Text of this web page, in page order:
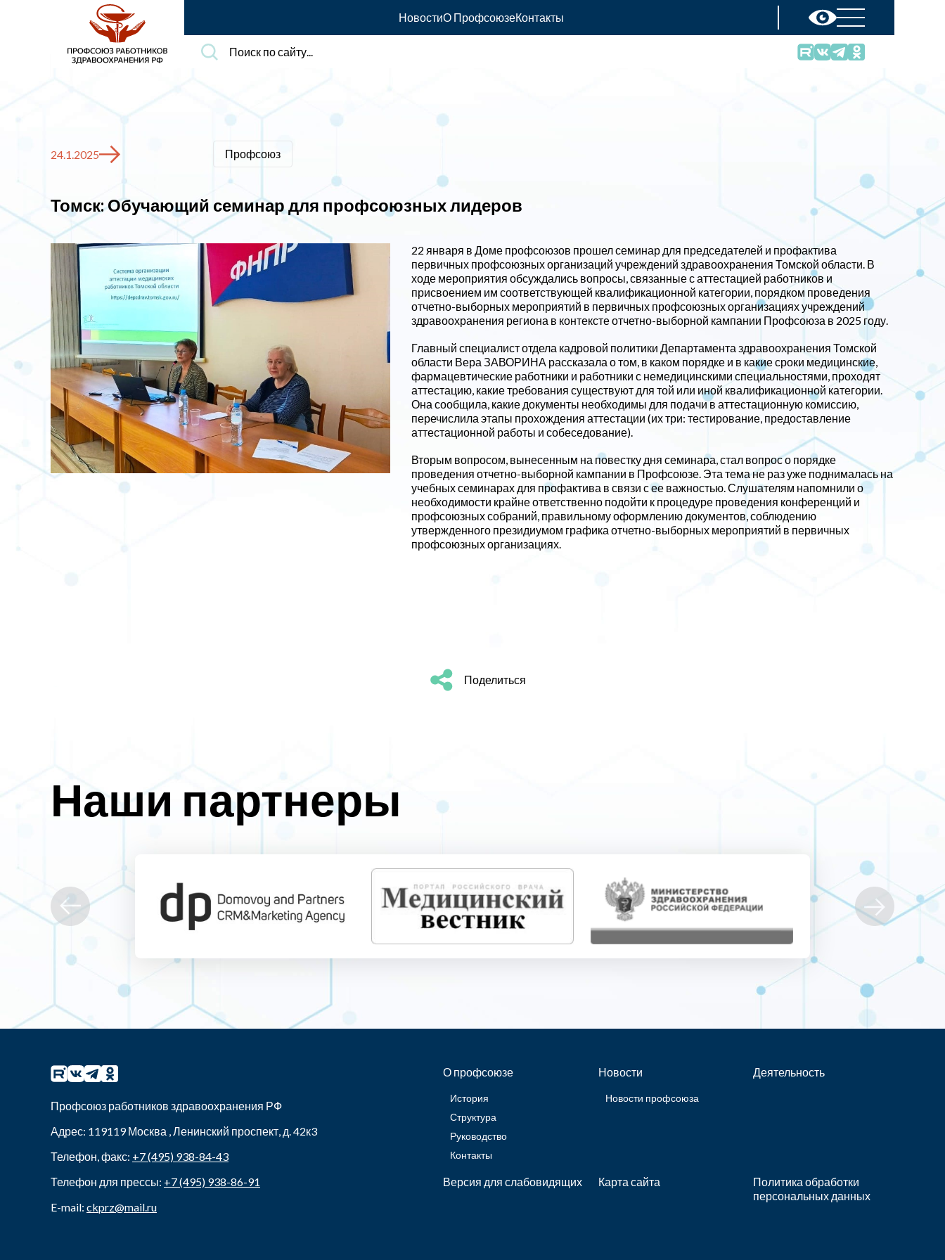
НовостиО ПрофсоюзеКонтакты
Поиск
по
24.1.2025 Профсоюз
Томск: Обучающий семинар для профсоюзных лидеров
22 января в Доме профсоюзов прошел семинар для председателей и профактива
первичных профсоюзных организаций учреждений здравоохранения Томской области. В
ходе мероприятия обсуждались вопросы, связанные с аттестацией работников и
присвоением им соответствующей квалификационной категории, порядком проведения
отчетно-выборных мероприятий в первичных профсоюзных организациях учреждений
здравоохранения региона в контексте отчетно-выборной кампании Профсоюза в 2025 году.
Главный специалист отдела кадровой политики Департамента здравоохранения Томской
области Вера ЗАВОРИНА рассказала о том, в каком порядке и в какие сроки медицинские,
фармацевтические работники и работники с немедицинскими специальностями, проходят
аттестацию, какие требования существуют для той или иной квалификационной категории.
Она сообщила, какие документы необходимы для подачи в аттестационную комиссию,
перечислила этапы прохождения аттестации (их три: тестирование, предоставление
аттестационной работы и собеседование).
Вторым вопросом, вынесенным на повестку дня семинара, стал вопрос о порядке
проведения отчетно-выборной кампании в Профсоюзе. Эта тема не раз уже поднималась на
учебных семинарах для профактива в связи с ее важностью. Слушателям напомнили о
необходимости крайне ответственно подойти к процедуре проведения конференций и
профсоюзных собраний, правильному оформлению документов, соблюдению
утвержденного президиумом графика отчетно-выборных мероприятий в первичных
профсоюзных организациях.
Поделиться
Наши партнеры
Профсоюз работников здравоохранения РФ
Адрес: 119119Москва ,Ленинский проспект, д. 42к3
Телефон, факс: +7 (495) 938-84-43
Телефон для прессы: +7 (495) 938-86-91
E-mail: ckprz@mail.ru
О профсоюзе
История
Структура
Руководство
Контакты
Новости
Новости профсоюза
Деятельность
Версия для слабовидящих Карта сайта
Политика обработки
персональных данных